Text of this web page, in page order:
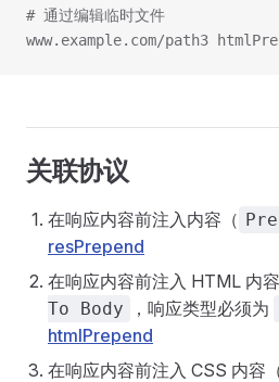
# 通过编辑临时文件
www.example.com/path3
关联协议
在响应内容前注入内容（
resPrepend
在响应内容前注入 HTML 内
To Body
，响应类型必须为
htmlPrepend
在响应内容前注入 CSS 内容